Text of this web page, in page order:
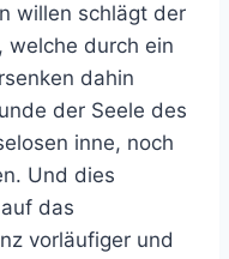
willen schlägt der
welche durch ein
dahin
der Seele des
inne, noch
Und dies
das
vorläufiger und